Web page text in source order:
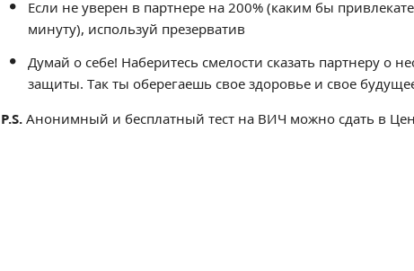
Если не уверен в партнере на 200% (каким бы
минуту), используй презерватив
Думай о себе! Наберитесь смелости сказать партнеру о
защиты. Так ты оберегаешь свое здоровье и свое
P.S.Анонимный и бесплатный тест на ВИЧ можно сдать в